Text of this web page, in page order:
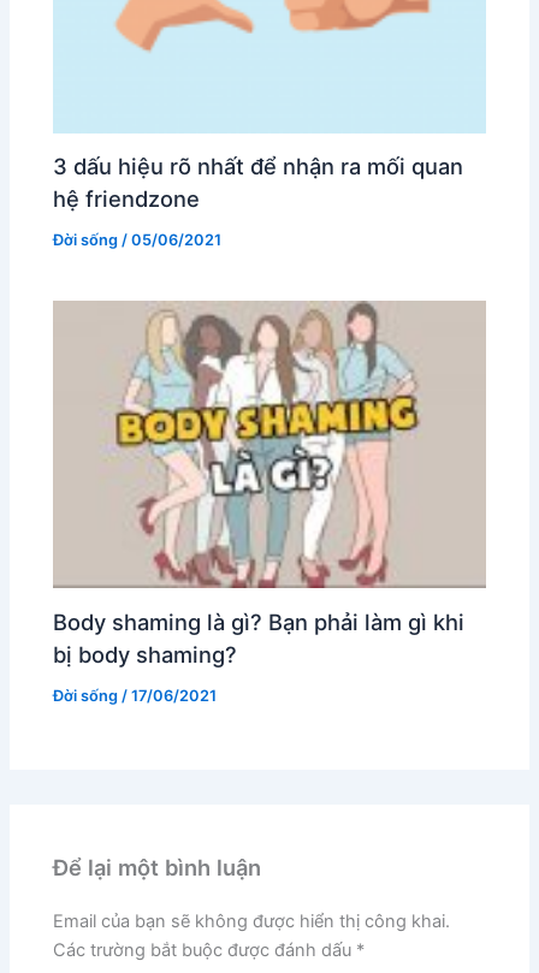
3 dấu hiệu rõ nhất để nhận ra mối quan
hệ friendzone
Đời sống /05/06/2021
Body shaming là gì? Bạn phải làm gì khi
bị body shaming?
Đời sống /17/06/2021
Để lại một bình luận
Email của bạn sẽ không được hiển thị công khai.
Các trường bắt buộc được đánh dấu *